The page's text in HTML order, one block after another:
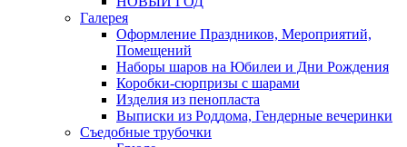
Галерея
Оформление Праздников, Мероприятий,
Помещений
Наборы шаров на Юбилеи и Дни Рождения
Коробки-сюрпризы с шарами
Изделия из пенопласта
Выписки из Роддома, Гендерные вечеринки
Съедобные трубочки